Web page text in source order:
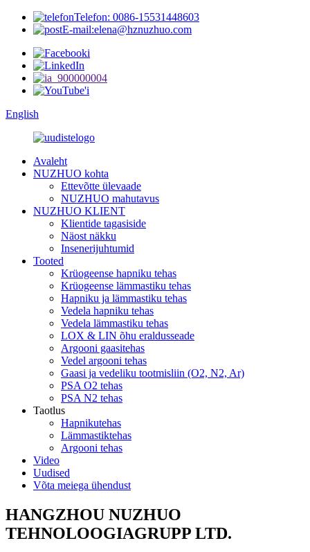
Telefon: 0086-15531448603
E-mail:elena@hznuzhuo.com
English
Avaleht
NUZHUO kohta
Ettevõtte ülevaade
NUZHUO mahutavus
NUZHUO KLIENT
Klientide tagasiside
Näost näkku
Insenerijuhtumid
Tooted
Krüogeense hapniku tehas
Krüogeense lämmastiku tehas
Hapniku ja lämmastiku tehas
Vedela hapniku tehas
Vedela lämmastiku tehas
LOX & LIN õhu eraldusseade
Argooni gaasitehas
Vedel argooni tehas
Gaasi ja vedeliku tootmisliin (O2, N2, Ar)
PSA O2 tehas
PSA N2 tehas
Taotlus
Hapnikutehas
Lämmastiktehas
Argooni tehas
Video
Uudised
Võta meiega ühendust
HANGZHOU NUZHUO
TEHNOLOOGIAGRUPP LTD.